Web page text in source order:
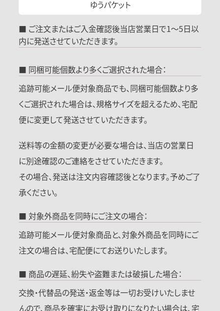
ゆうパケット
■ ご注文またはご入金確認後当店営業日で1～5日以
内に発送させていただきます。
■ 同梱可能個数より多くご選択された場合：
追跡可能メール便対象商品でも、同梱可能個数より多
くご選択された場合は、規格サイズを超えるため、宅配
便に変更して発送させていただきます。
送料等の金額の変更が必要な場合は、当店の営業日
に別途確認のご連絡をさせていただきます。
その場合、発送は注文内容確認後となります。予めご了
承ください。
■ 対象外商品を同時にご注文の場合：
追跡可能メール便対象商品と、対象外商品を同時にご
注文の場合は、宅配便にてお送りいたします。
■ 商品の遅延、紛失や盗難または破損した場合：
交換・代替品の発送・返金等は一切お受けいたしませ
んので、商品を確実にお受け取りになりたい場合は、宅